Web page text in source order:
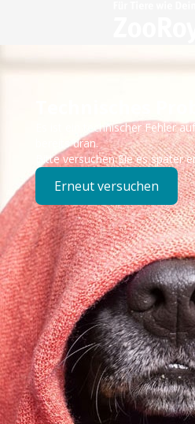
Technisches
Es ist ein technischer Fehler
bereits dran.
Bitte versuchen Sie es später
Erneut versuchen